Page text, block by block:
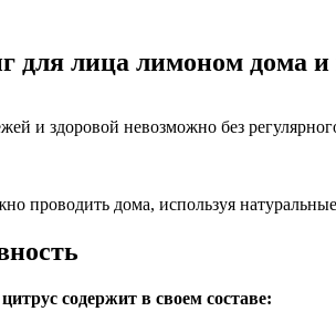
для лица лимоном дома
и здоровой невозможно без
проводить дома, используя
содержит в своем составе: